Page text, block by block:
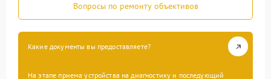
Вопросы по ремонту объективов
Какие документы вы предоставляете?
На этапе приема устройства на диагностику и последующий